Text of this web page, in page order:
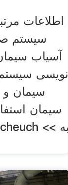
اطلاعات
سیستم
آسیاب
نویسی
سیمان و